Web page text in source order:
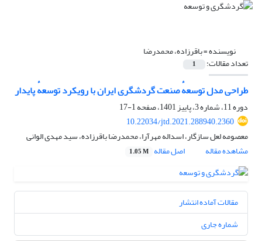
نویسنده =باقرزاده، محمدرضا
تعداد مقالات: 1
طراحی مدل توسعهٔ صنعت گردشگری ایران با رویکرد توسعهٔ پایدار
دوره 11، شماره 3، پاییز 1401، صفحه
1-17
10.22034/jtd.2021.288940.2360
معصومه لعل سازگار، اسداله مهرآرا، محمدرضا باقرزاده، سید مهدی الوانی
مشاهده مقاله
اصل مقاله 1.05 M
مقالات آماده انتشار
شماره جاری